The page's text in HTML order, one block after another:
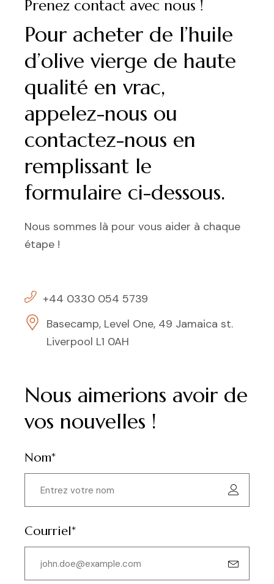
Prenez contact avec nous !
Pour acheter de l’huile
d’olive vierge de haute
qualité en vrac,
appelez-nous ou
contactez-nous en
remplissant le
formulaire ci-dessous.
Nous sommes là pour vous aider à chaque
étape !
+44 0330 054 5739
Basecamp, Level One, 49 Jamaica st.
Liverpool L1 0AH
Nous aimerions avoir de
vos nouvelles !
Nom*
Courriel*